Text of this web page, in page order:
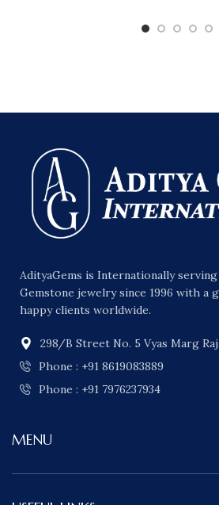
AdityaGems is Internationally
Gemstone jewelry since 1996 with a
happy clients worldwide.
298/B Street No. 5 Vyas Marg
Phone : +91 8619083889
Phone : +91 7976237934
MENU